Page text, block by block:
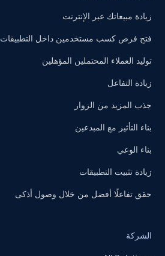
زيادة مبيعاتك عبر الإنترنت
فتح فرص كسب مستخدمين داخل التطبيقات
توليد العملاء المحتملين المؤهلين
زيادة التفاعل
جذب المزيد من الزوار
بناء التأثير مع المبدعين
بناء الوعي
زيادة تثبيت التطبيقات
حقق تفاعلًا أفضل من خلال وصول أذكى
الشركة